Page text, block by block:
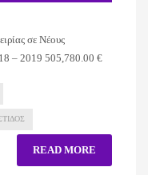
σε Νέους
– 2019 505,780.00 €
READ MORE